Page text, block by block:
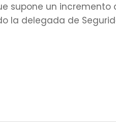
supone un
la delegada de